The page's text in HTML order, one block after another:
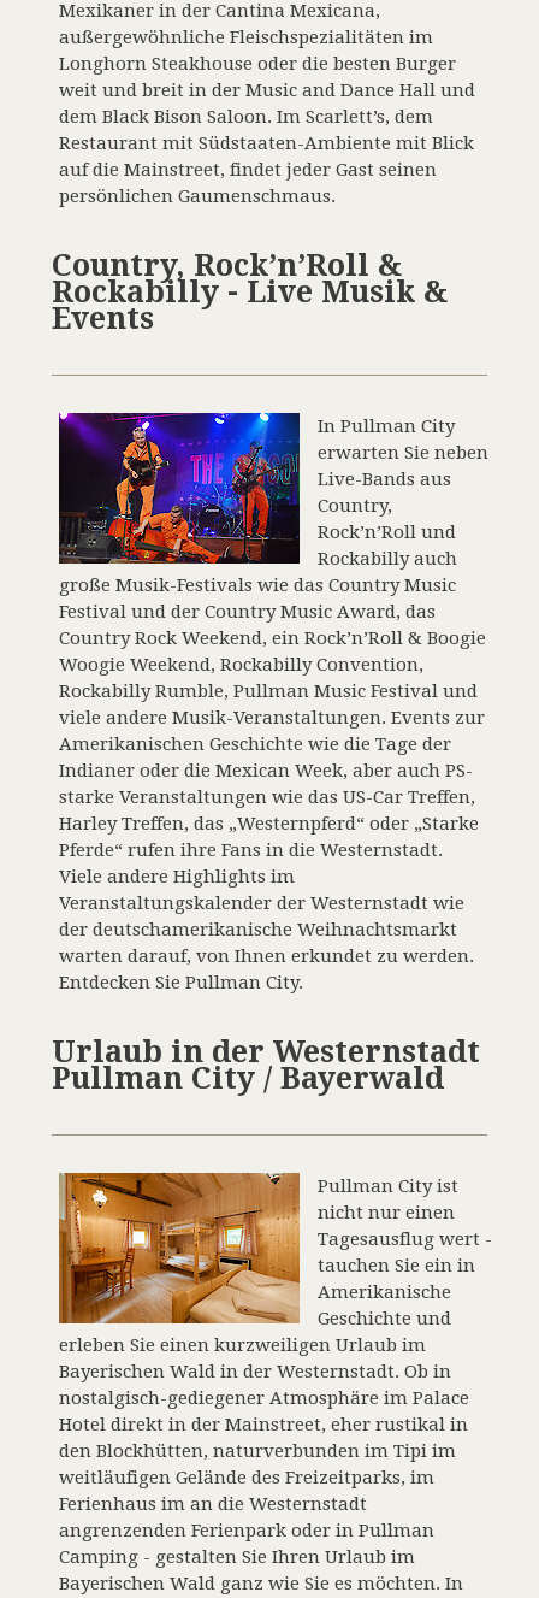
Mexikaner in der Cantina Mexicana,
außergewöhnliche Fleischspezialitäten im
Longhorn Steakhouse oder die besten Burger
weit und breit in der Music and Dance Hall und
dem Black Bison Saloon. Im Scarlett’s, dem
Restaurant mit Südstaaten-Ambiente mit Blick
auf die Mainstreet, findet jeder Gast seinen
persönlichen Gaumenschmaus.
Country, Rock’n’Roll &
Rockabilly - Live Musik &
Events
In Pullman City
erwarten Sie neben
Live-Bands aus
Country,
Rock’n’Roll und
Rockabilly auch
große Musik-Festivals wie das Country Music
Festival und der Country Music Award, das
Country Rock Weekend, ein Rock’n’Roll & Boogie
Woogie Weekend, Rockabilly Convention,
Rockabilly Rumble, Pullman Music Festival und
viele andere Musik-Veranstaltungen. Events zur
Amerikanischen Geschichte wie die Tage der
Indianer oder die Mexican Week, aber auch PS-
starke Veranstaltungen wie das US-Car Treffen,
Harley Treffen, das „Westernpferd“ oder „Starke
Pferde“ rufen ihre Fans in die Westernstadt.
Viele andere Highlights im
Veranstaltungskalender der Westernstadt wie
der deutschamerikanische Weihnachtsmarkt
warten darauf, von Ihnen erkundet zu werden.
Entdecken Sie Pullman City.
Urlaub in der Westernstadt
Pullman City / Bayerwald
Pullman City ist
nicht nur einen
Tagesausflug wert -
tauchen Sie ein in
Amerikanische
Geschichte und
erleben Sie einen kurzweiligen Urlaub im
Bayerischen Wald in der Westernstadt. Ob in
nostalgisch-gediegener Atmosphäre im Palace
Hotel direkt in der Mainstreet, eher rustikal in
den Blockhütten, naturverbunden im Tipi im
weitläufigen Gelände des Freizeitparks, im
Ferienhaus im an die Westernstadt
angrenzenden Ferienpark oder in Pullman
Camping - gestalten Sie Ihren Urlaub im
Bayerischen Wald ganz wie Sie es möchten. In